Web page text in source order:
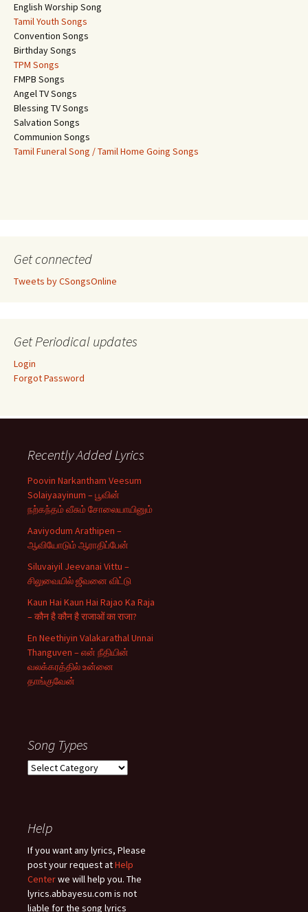
English Worship Song
Tamil Youth Songs
Convention Songs
Birthday Songs
TPM Songs
FMPB Songs
Angel TV Songs
Blessing TV Songs
Salvation Songs
Communion Songs
Tamil Funeral Song / Tamil Home Going Songs
Get connected
Tweets by CSongsOnline
Get Periodical updates
Login
Forgot Password
Recently Added Lyrics
Poovin Narkantham Veesum
Solaiyaayinum – பூவின்
நற்கந்தம் வீசும் சோலையாயினும்
Aaviyodum Arathipen –
ஆவியோடும் ஆராதிப்பேன்
Siluvaiyil Jeevanai Vittu –
சிலுவையில் ஜீவனை விட்டு
Kaun Hai Kaun Hai Rajao Ka Raja
– कौन है कौन है राजाओं का राजा?
En Neethiyin Valakarathal Unnai
Thanguven – என் நீதியின்
வலக்கரத்தில் உன்னை
தாங்குவேன்
Song Types
Song
Help
If you want any lyrics, Please
post your request atHelp
Centerwe will help you. The
lyrics.abbayesu.com is not
liable for the song lyrics